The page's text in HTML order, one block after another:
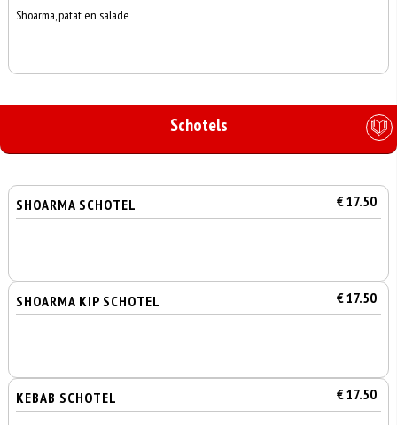
Shoarma, patat en salade
Schotels
SHOARMA SCHOTEL € 17.50
SHOARMA KIP SCHOTEL € 17.50
KEBAB SCHOTEL € 17.50